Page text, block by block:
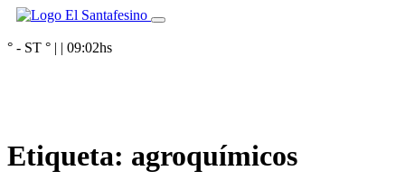
° - ST ° | | 09:02hs
Etiqueta: agroquímicos